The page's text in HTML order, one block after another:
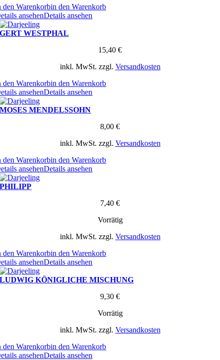
den Warenkorbin den Warenkorb
ansehenDetails ansehen
GERT WESTPHAL
15,40 €
inkl. MwSt. zzgl. Versandkosten
den Warenkorbin den Warenkorb
ansehenDetails ansehen
MOSES MENDELSSOHN
8,00 €
inkl. MwSt. zzgl. Versandkosten
den Warenkorbin den Warenkorb
ansehenDetails ansehen
PHILIPP
7,40 €
Vorrätig
inkl. MwSt. zzgl. Versandkosten
den Warenkorbin den Warenkorb
ansehenDetails ansehen
LUDWIG KÖNIGLICHE MISCHUNG
9,30 €
Vorrätig
inkl. MwSt. zzgl. Versandkosten
den Warenkorbin den Warenkorb
ansehenDetails ansehen